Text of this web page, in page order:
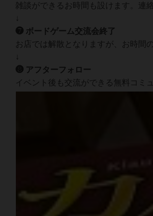
雑談ができるお時間も設けます。連
↓
❼ ボードゲーム交流会終了
お店では解散となりますが、お時間
↓
❽ アフターフォロー
イベント後も交流ができる無料コミ